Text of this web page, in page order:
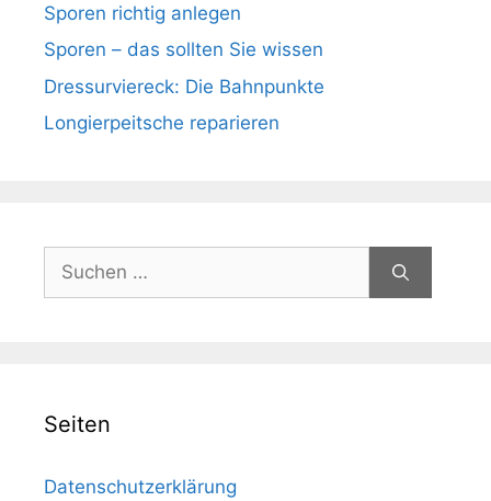
Sporen richtig anlegen
Sporen – das sollten Sie wissen
Dressurviereck: Die Bahnpunkte
Longierpeitsche reparieren
Suchen
nach:
Seiten
Datenschutzerklärung